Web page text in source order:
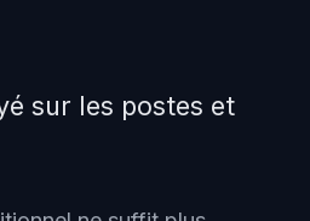
sur les postes et